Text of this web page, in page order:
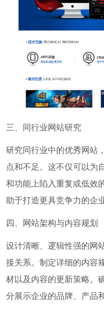
三、同行业网站研究
研究同行业中的优秀网站
点和不足。这不仅可以为
和功能上陷入重复或低效
助于打造更具竞争力的企
四、网站架构与内容规划
设计清晰、逻辑性强的网
接关系。制定详细的内容
材以及内容的更新策略。
分展示企业的品牌、产品